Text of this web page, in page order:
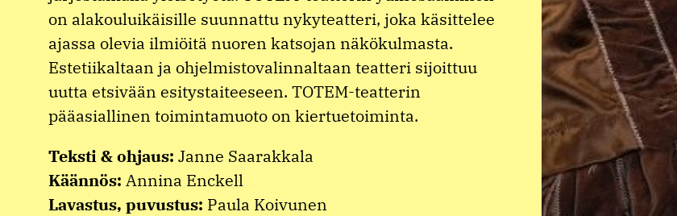
on alakouluikäisille suunnattu nykyteatteri, joka käsittelee
ajassa olevia ilmiöitä nuoren katsojan näkökulmasta.
Estetiikaltaan ja ohjelmistovalinnaltaan teatteri sijoittuu
uutta etsivään esitystaiteeseen. TOTEM-teatterin
pääasiallinen toimintamuoto on kiertuetoiminta.
Teksti & ohjaus: Janne Saarakkala
Käännös: Annina Enckell
Lavastus, puvustus: Paula Koivunen